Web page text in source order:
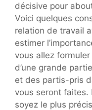
décisive pour
Voici quelques
relation de travail
estimer
vous allez formuler
d’une grande
et des partis-pris
vous seront faites.
soyez le plus